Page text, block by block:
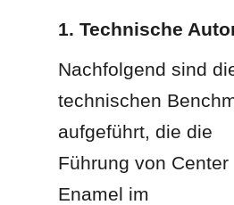
1. Technische
Nachfolgend sind
technischen
aufgeführt, die die
Führung von Center
Enamel im